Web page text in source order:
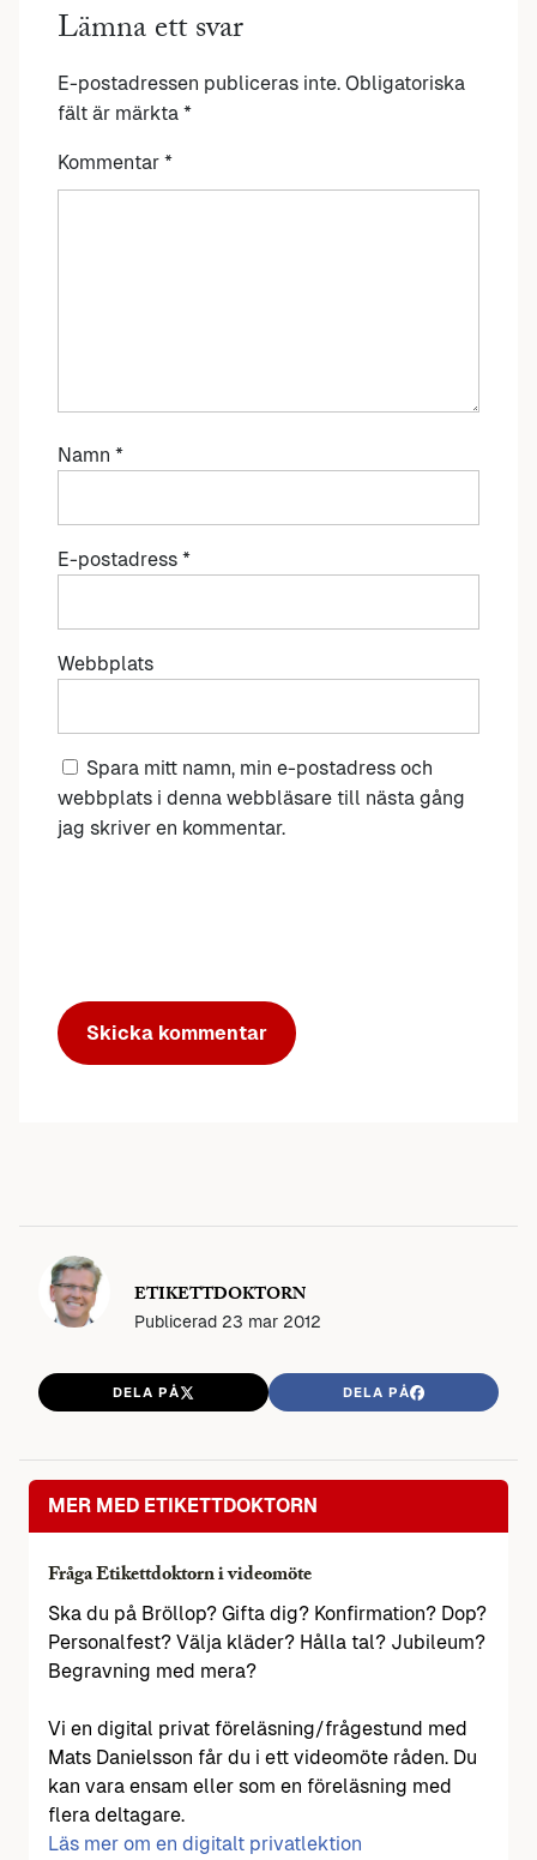
Lämna ett svar
E-postadressen publiceras inte. Obligatoriska
fält är märkta *
Kommentar *
Namn *
E-postadress *
Webbplats
Spara mitt namn, min e-postadress och
webbplats i denna webbläsare till nästa gång
jag skriver en kommentar.
ETIKETTDOKTORN
Publicerad 23 mar 2012
DELA PÅ DELA PÅ
MER MED ETIKETTDOKTORN
Fråga Etikettdoktorn i videomöte
Ska du på Bröllop? Gifta dig? Konfirmation? Dop?
Personalfest? Välja kläder? Hålla tal? Jubileum?
Begravning med mera?
Vi en digital privat föreläsning/frågestund med
Mats Danielsson får du i ett videomöte råden. Du
kan vara ensam eller som en föreläsning med
flera deltagare.
Läs mer om en digitalt privatlektion